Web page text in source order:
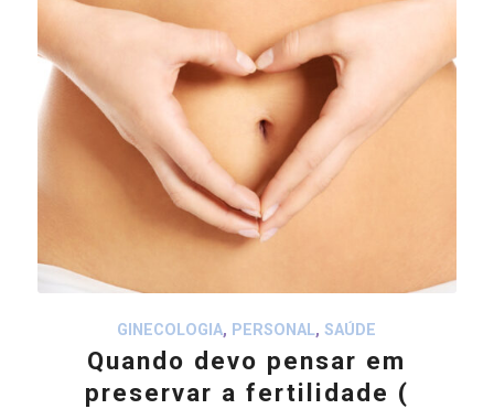
GINECOLOGIA, PERSONAL,SAÚDE
Quando devo pensar em
preservar a fertilidade (